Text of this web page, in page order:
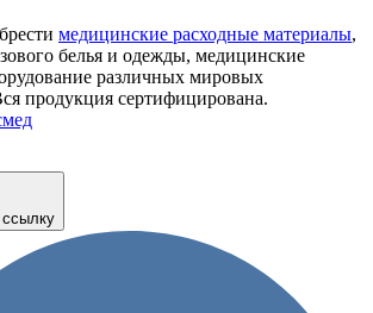
медицинские расходные материалы,
белья и одежды, медицинские
различных мировых
продукция сертифицирована.
ссылку